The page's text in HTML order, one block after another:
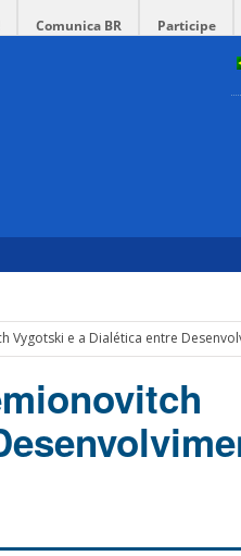
Comunica BR Participe
Vygotski e a Dialética entre